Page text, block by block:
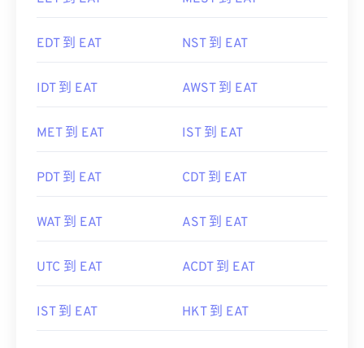
EDT 到 EAT NST 到 EAT
IDT 到 EAT AWST 到 EAT
MET 到 EAT IST 到 EAT
PDT 到 EAT CDT 到 EAT
WAT 到 EAT AST 到 EAT
UTC 到 EAT ACDT 到 EAT
IST 到 EAT HKT 到 EAT